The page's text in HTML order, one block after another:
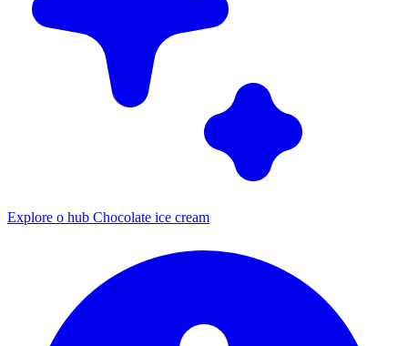
Explore o hub Chocolate ice cream